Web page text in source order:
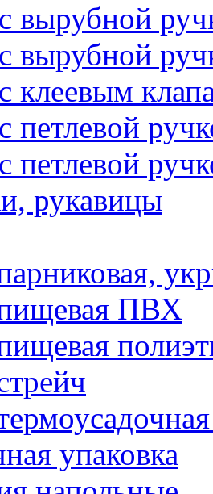
вырубной
вырубной
клеевым
петлевой
петлевой
рукавицы
ПВХ
упаковка